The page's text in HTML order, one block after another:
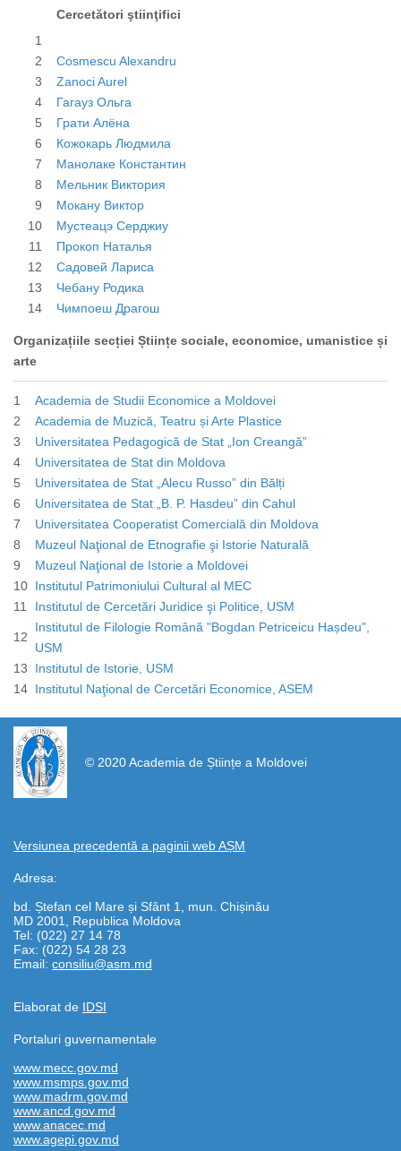
Cercetători ştiinţifici
1
2
Cosmescu Alexandru
3
Zanoci Aurel
4
Гагауз Ольга
5
Грати Алёна
6
Кожокарь Людмила
7
Манолаке Константин
8
Мельник Виктория
9
Мокану Виктор
10
Мустеацэ Серджиу
11
Прокоп Наталья
12
Садовей Лариса
13
Чебану Родика
14
Чимпоеш Драгош
Organizațiile secției Științe sociale, economice, umanistice și
arte
1
Academia de Studii Economice a Moldovei
2
Academia de Muzică, Teatru și Arte Plastice
3
Universitatea Pedagogică de Stat „Ion Creangă”
4
Universitatea de Stat din Moldova
5
Universitatea de Stat „Alecu Russo” din Bălți
6
Universitatea de Stat „B. P. Hasdeu” din Cahul
7
Universitatea Cooperatist Comercială din Moldova
8
Muzeul Naţional de Etnografie şi Istorie Naturală
9
Muzeul Naţional de Istorie a Moldovei
10 Institutul Patrimoniului Cultural al MEC
11
Institutul de Cercetări Juridice şi Politice, USM
12
Institutul de Filologie Română "Bogdan Petriceicu Hașdeu",
USM
13
Institutul de Istorie, USM
14 Institutul Naţional de Cercetări Economice, ASEM
© 2020 Academia de Științe a Moldovei
Versiunea precedentă a paginii web AȘM
Adresa:
bd. Ștefan cel Mare și Sfânt 1, mun. Chișinău
MD 2001, Republica Moldova
Tel: (022) 27 14 78
Fax: (022) 54 28 23
Email: consiliu@asm.md
Elaborat de IDSI
https://propletenie.ru/
Portaluri guvernamentale
www.mecc.gov.md
www.msmps.gov.md
www.madrm.gov.md
www.ancd.gov.md
www.anacec.md
www.agepi.gov.md